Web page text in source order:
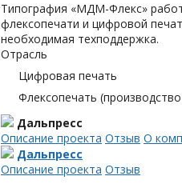
Типография «МДМ-Флекс»
флексопечати и цифровой
необходимая техподдержка.
Отрасль
Цифровая печать
Флексопечать
Дальпресс
Описание проекта Отзыв О
Дальпресс
Описание проекта Отзыв